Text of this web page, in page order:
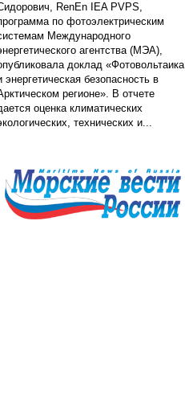
RenEn IEA PVPS,
по фотоэлектрическим
Международного
агентства (МЭА),
доклад «Фотовольтаика
энергетическая безопасность в
регионе». В отчете
оценка климатических
технических и...